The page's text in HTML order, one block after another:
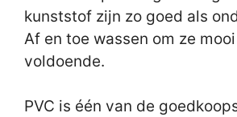
kunststof zijn zo goed als
Af en toe wassen om ze
voldoende.
PVC is één van de